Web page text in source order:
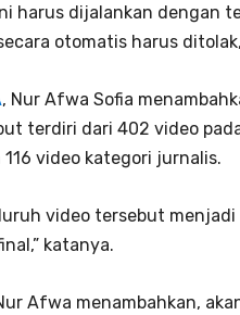
harus dijalankan dengan
otomatis harus
, Nur Afwa Sofia
terdiri dari 402 video
video kategori jurnalis.
video tersebut
katanya.
Afwa menambahkan,